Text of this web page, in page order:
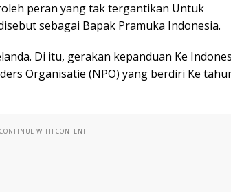
peran yang tak tergantikan Untuk
sebagai Bapak Pramuka Indonesia.
Di itu, gerakan kepanduan Ke
Organisatie (NPO) yang berdiri Ke
WITH CONTENT